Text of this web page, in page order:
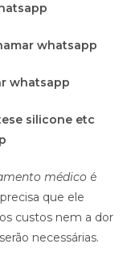
whatsapp
whatsapp
silicone etc
médico é
que ele
custos nem a dor
necessárias.